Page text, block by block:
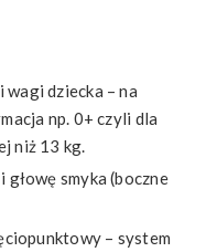
dziecka – na
np. 0+ czyli dla
niż 13 kg.
głowę smyka (boczne
– system